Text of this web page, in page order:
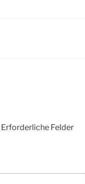
Erforderliche Felder